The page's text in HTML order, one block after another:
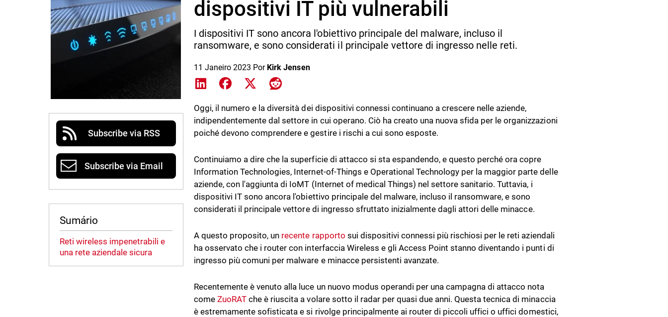
Subscribe via RSS
Subscribe via Email
Sumário
Reti wireless impenetrabili e
una rete aziendale sicura
dispositivi IT più vulnerabili
I dispositivi IT sono ancora l'obiettivo principale del malware, incluso il
ransomware, e sono considerati il principale vettore di ingresso nelle reti.
11 Janeiro 2023 Por Kirk Jensen
Share on LinkedIn
Share on Facebook
Share on XShare on Reddit
Oggi, il numero e la diversità dei dispositivi connessi continuano a crescere nelle aziende,
indipendentemente dal settore in cui operano. Ciò ha creato una nuova sfida per le organizzazioni
poiché devono comprendere e gestire i rischi a cui sono esposte.
Continuiamo a dire che la superficie di attacco si sta espandendo, e questo perché ora copre
Information Technologies, Internet-of-Things e Operational Technology per la maggior parte delle
aziende, con l'aggiunta di IoMT (Internet of medical Things) nel settore sanitario. Tuttavia, i
dispositivi IT sono ancora l'obiettivo principale del malware, incluso il ransomware, e sono
considerati il principale vettore di ingresso sfruttato inizialmente dagli attori delle minacce.
A questo proposito, un recente rapporto sui dispositivi connessi più rischiosi per le reti aziendali
ha osservato che i router con interfaccia Wireless e gli Access Point stanno diventando i punti di
ingresso più comuni per malware e minacce persistenti avanzate.
Recentemente è venuto alla luce un nuovo modus operandi per una campagna di attacco nota
comeZuoRAT che è riuscita a volare sotto il radar per quasi due anni. Questa tecnica di minaccia
è estremamente sofisticata e si rivolge principalmente ai router di piccoli uffici o uffici domestici,